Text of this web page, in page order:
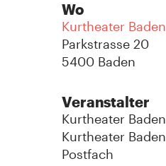
Wo
Kurtheater Baden
Parkstrasse 20
5400 Baden
Veranstalter
Kurtheater Baden
Kurtheater Baden
Postfach